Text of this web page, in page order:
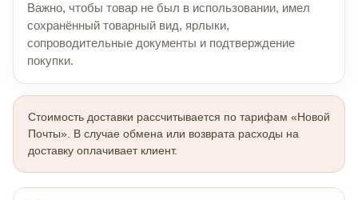
Важно, чтобы товар не был в использовании, имел
сохранённый товарный вид, ярлыки,
сопроводительные документы и подтверждение
покупки.
Стоимость доставки рассчитывается по тарифам «Новой
Почты». В случае обмена или возврата расходы на
доставку оплачивает клиент.